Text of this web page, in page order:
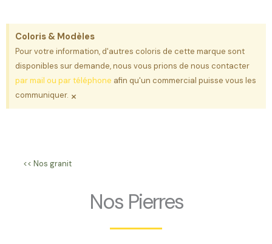
Coloris & Modèles
Pour votre information, d'autres coloris de cette marque sont
disponibles sur demande, nous vous prions de nous contacter
par mail ou par téléphone afin qu'un commercial puisse vous les
communiquer. ×
<< Nos granit
Nos Pierres